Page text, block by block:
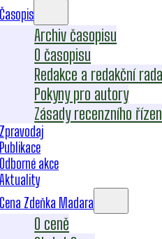
Časopis
Archiv časopisu
O časopisu
Redakce a redakční
Pokyny pro autory
Zásady recenzního
Zpravodaj
Publikace
Odborné akce
Aktuality
Cena Zdeňka Madara
O ceně